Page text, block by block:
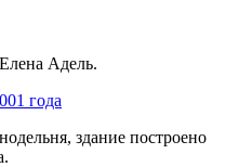
Адель.
здание построено